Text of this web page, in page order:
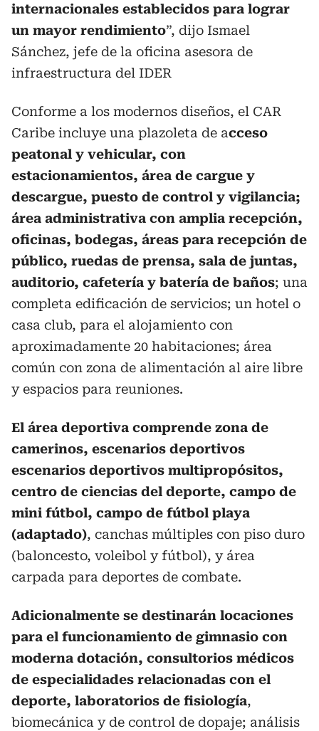
internacionales establecidos para lograr
un mayor rendimiento”, dijo Ismael
Sánchez, jefe de la oficina asesora de
infraestructura del IDER
Conforme a los modernos diseños, el CAR
Caribe incluye una plazoleta de acceso
peatonal y vehicular, con
estacionamientos, área de cargue y
descargue, puesto de control y vigilancia;
área administrativa con amplia recepción,
oficinas, bodegas, áreas para recepción de
público, ruedas de prensa, sala de juntas,
auditorio, cafetería y batería de baños; una
completa edificación de servicios; un hotel o
casa club, para el alojamiento con
aproximadamente 20 habitaciones; área
común con zona de alimentación al aire libre
y espacios para reuniones.
El área deportiva comprende zona de
camerinos, escenarios deportivos
escenarios deportivos multipropósitos,
centro de ciencias del deporte, campo de
mini fútbol, campo de fútbol playa
(adaptado), canchas múltiples con piso duro
(baloncesto, voleibol y fútbol), y área
carpada para deportes de combate.
Adicionalmente se destinarán locaciones
para el funcionamiento de gimnasio con
moderna dotación, consultorios médicos
de especialidades relacionadas con el
deporte, laboratorios de fisiología,
biomecánica y de control de dopaje; análisis